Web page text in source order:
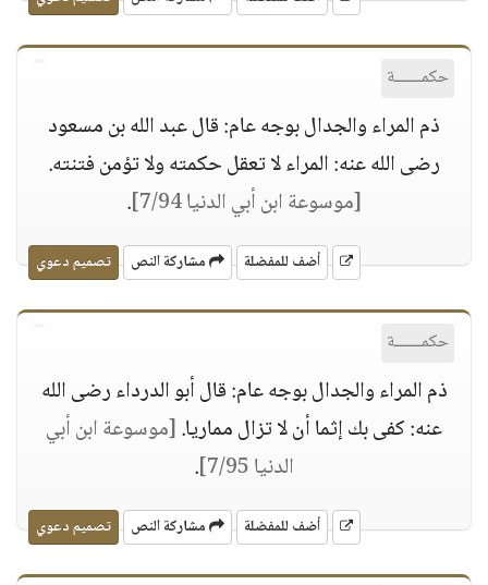
حكمــــــة
ذم المراء والجدال بوجه عام: قال عبد الله بن مسعود
رضى الله عنه: المراء لا تعقل حكمته ولا تؤمن فتنته.
[موسوعة ابن أبي الدنيا 7/94]
.
أضف للمفضلة مشاركة النص تصميم دعوي
حكمــــــة
ذم المراء والجدال بوجه عام: قال أبو الدرداء رضى الله
عنه: كفى بك إثما أن لا تزال مماريا.[موسوعة ابن أبي
الدنيا 7/95]
.
أضف للمفضلة مشاركة النص تصميم دعوي